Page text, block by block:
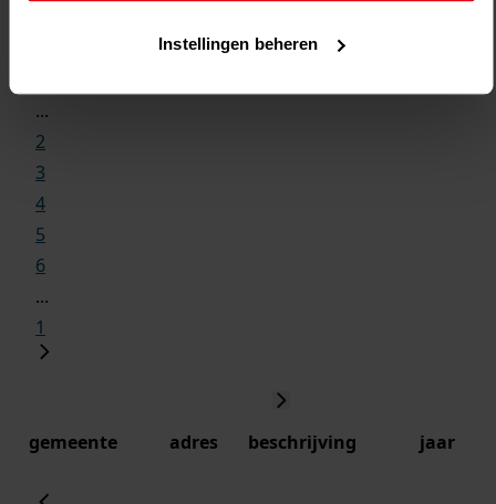
Instellingen beheren
...
2
3
4
5
6
...
1
gemeente adres beschrijving jaar